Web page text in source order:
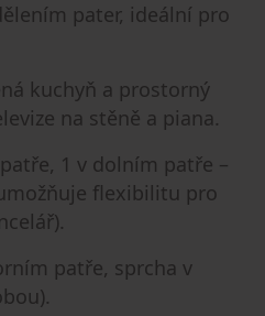
pater, ideální pro
kuchyň a prostorný
na stěně a piana.
1 v dolním patře –
flexibilitu pro
patře, sprcha v